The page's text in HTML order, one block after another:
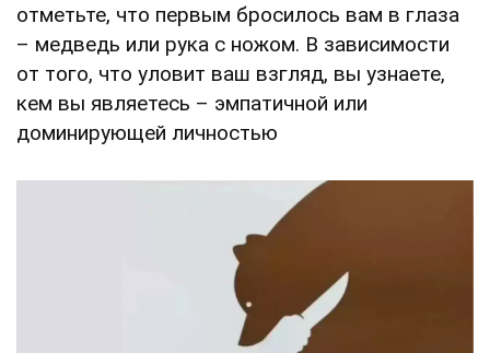
отметьте, что первым бросилось вам в глаза
– медведь или рука с ножом. В зависимости
от того, что уловит ваш взгляд, вы узнаете,
кем вы являетесь – эмпатичной или
доминирующей личностью